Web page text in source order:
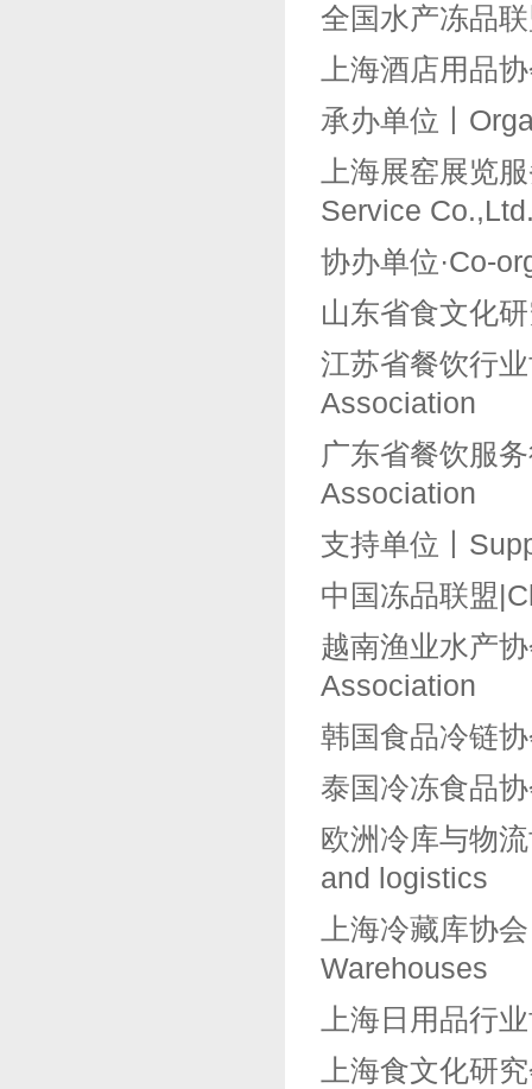
全国水产冻品
上海酒店用品
承办单位丨
上海展窑展览
Service
协办单位·Co-
山东省食文化
江苏省餐饮行
Association
广东省餐饮服
Association
支持单位丨
中国冻品联盟
越南渔业水产
Association
韩国食品冷链
泰国冷冻食品
欧洲冷库与物
and logistics
上海冷藏库协
Warehouses
上海日用品行
上海食文化研